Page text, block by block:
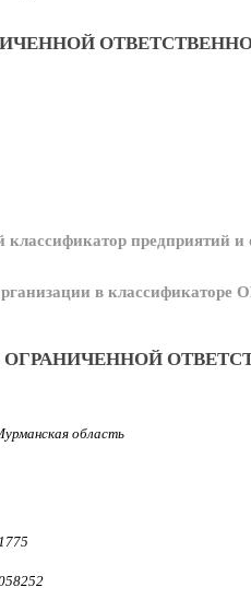
предприятий
в классификаторе
область